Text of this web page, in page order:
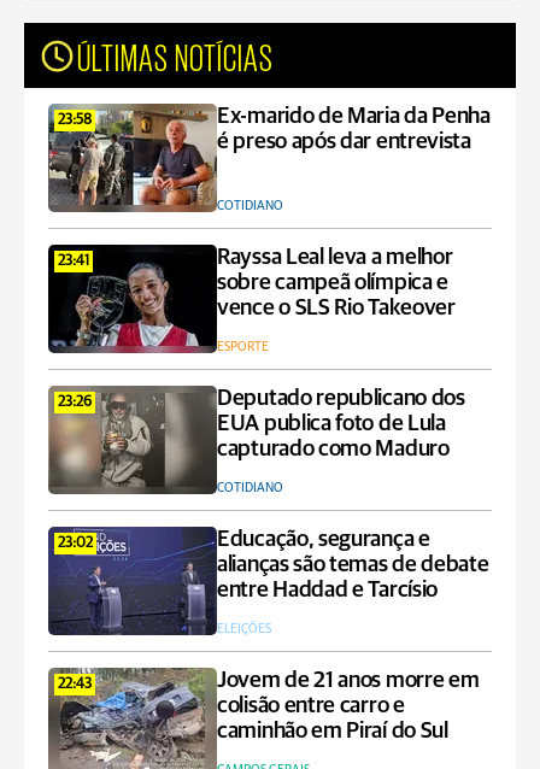
ÚLTIMAS NOTÍCIAS
23:58
Ex-marido de Maria da Penha
é preso após dar entrevista
COTIDIANO
23:41
Rayssa Leal leva a melhor
sobre campeã olímpica e
vence o SLS Rio Takeover
ESPORTE
23:26
Deputado republicano dos
EUA publica foto de Lula
capturado como Maduro
COTIDIANO
23:02
Educação, segurança e
alianças são temas de debate
entre Haddad e Tarcísio
ELEIÇÕES
22:43
Jovem de 21 anos morre em
colisão entre carro e
caminhão em Piraí do Sul